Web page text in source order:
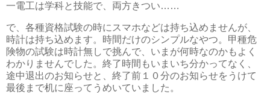
一電工は学科と技能で、両方きつい……
で、各種資格試験の時にスマホなどは持ち込めませんが、
時計は持ち込めます。時間だけのシンプルなやつ。甲種危
険物の試験は時計無しで挑んで、いまが何時なのかもよく
わかりませんでした。終了時間もいまいち分かってなく、
途中退出のお知らせと、終了前１０分のお知らせをうけて
最後まで机に座ってうめいていました。